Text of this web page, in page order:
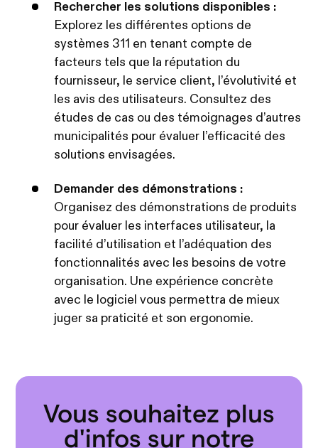
Rechercher les solutions disponibles :
Explorez les différentes options de
systèmes 311 en tenant compte de
facteurs tels que la réputation du
fournisseur, le service client, l’évolutivité et
les avis des utilisateurs. Consultez des
études de cas ou des témoignages d’autres
municipalités pour évaluer l’efficacité des
solutions envisagées.
Demander des démonstrations :
Organisez des démonstrations de produits
pour évaluer les interfaces utilisateur, la
facilité d’utilisation et l’adéquation des
fonctionnalités avec les besoins de votre
organisation. Une expérience concrète
avec le logiciel vous permettra de mieux
juger sa praticité et son ergonomie.
Vous souhaitez plus
d'infos sur notre